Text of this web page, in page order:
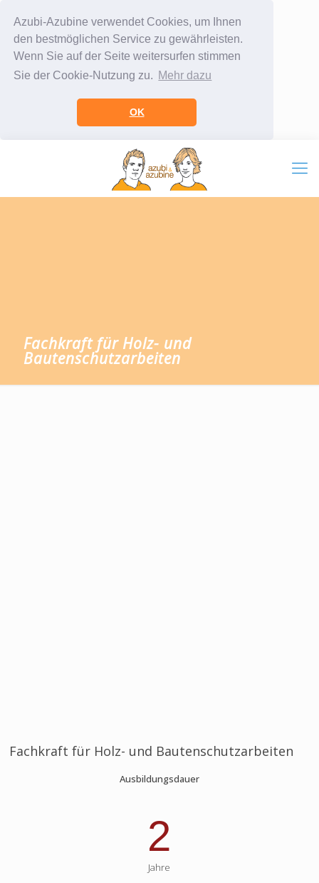
Azubi-Azubine verwendet Cookies, um Ihnen
den bestmöglichen Service zu gewährleisten.
Wenn Sie auf der Seite weitersurfen stimmen
Sie der Cookie-Nutzung zu. Mehr dazu
OK
Fachkraft für Holz- und
Bautenschutzarbeiten
Fachkraft für Holz- und Bautenschutzarbeiten
Ausbildungsdauer
2
Jahre